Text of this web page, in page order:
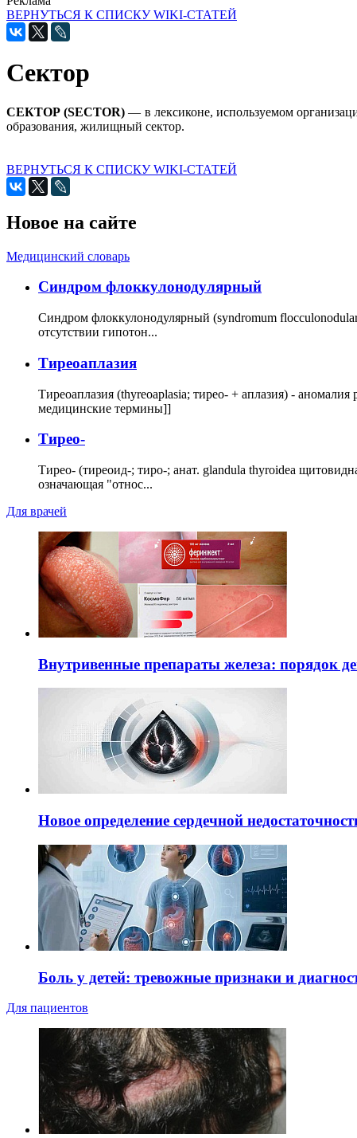
ВЕРНУТЬСЯ К СПИСКУ WIKI-СТАТЕЙ
Сектор
СЕКТОР (SECTOR) — в лексиконе, используемом
образования, жилищный сектор.
ВЕРНУТЬСЯ К СПИСКУ WIKI-СТАТЕЙ
Новое на сайте
Медицинский словарь
Cиндром флоккулонодулярный
Синдром флоккулонодулярный (syndromum
отсутствии гипотон...
Тиреоаплазия
Тиреоаплазия (thyreoaplasia; тирео- + аплазия) -
медицинские термины]]
Тирео-
Тирео- (тиреоид-; тиро-; анат. glandula thyroidea
означающая "относ...
Для врачей
Внутривенные препараты железа: порядок
Новое определение сердечной
Боль у детей: тревожные признаки и
Для пациентов